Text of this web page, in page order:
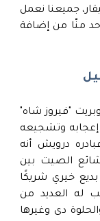
جميعنا نعمل
منّا من إضافة
"فيروز شاه"
إعجابه وتشجيعه
درويش أنه
الصيت بين
بديع خيري شريكًا
له العديد من
دى وغيرها